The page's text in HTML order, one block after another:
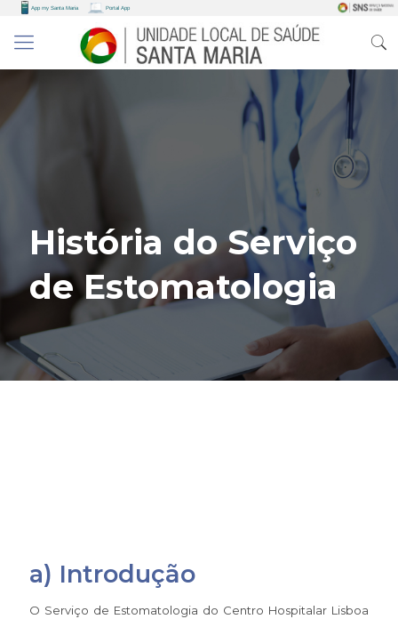
História do Serviço
de Estomatologia
a) Introdução
O Serviço de Estomatologia do Centro Hospitalar Lisboa